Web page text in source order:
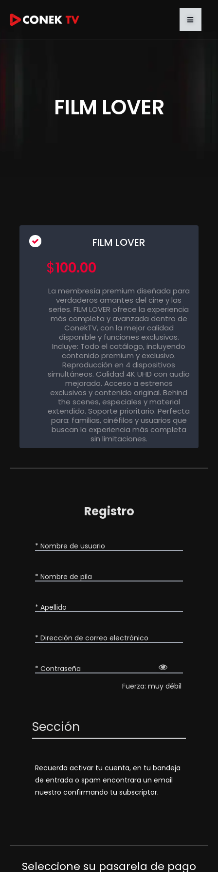
FILM LOVER
FILM LOVER
$100.00
La membresía premium diseñada para
verdaderos amantes del cine y las
series. FILM LOVER ofrece la experiencia
más completa y avanzada dentro de
ConekTV, con la mejor calidad
disponible y funciones exclusivas.
Incluye: Todo el catálogo, incluyendo
contenido premium y exclusivo.
Reproducción en 4 dispositivos
simultáneos. Calidad 4K UHD con audio
mejorado. Acceso a estrenos
exclusivos y contenido original. Behind
the scenes, especiales y material
extendido. Soporte prioritario. Perfecta
para: familias, cinéfilos y usuarios que
buscan la experiencia más completa
sin limitaciones.
Registro
* Nombre de usuario
* Nombre de pila
* Apellido
* Dirección de correo electrónico
* Contraseña
Fuerza: muy débil
Sección
Recuerda activar tu cuenta, en tu bandeja
de entrada o spam encontrara un email
nuestro confirmando tu subscriptor.
Seleccione su pasarela de pago